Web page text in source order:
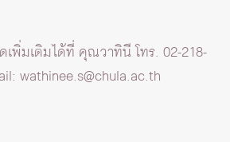
เพิ่มเติมได้ที่ คุณวาทินี โทร. 02-218-
wathinee.s@chula.ac.th